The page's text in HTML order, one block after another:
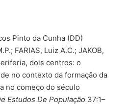
Pinto da Cunha (DD)
FARIAS, Luiz A.C.; JAKOB,
dois centros: o
no contexto da formação da
no começo do século
Estudos De População 37:1–